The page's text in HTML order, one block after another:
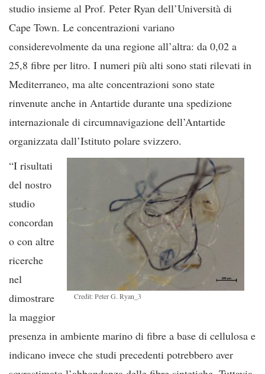
studio insieme al Prof. Peter Ryan dell’Università di
Cape Town. Le concentrazioni variano
considerevolmente da una regione all’altra: da 0,02 a
25,8 fibre per litro. I numeri più alti sono stati rilevati in
Mediterraneo, ma alte concentrazioni sono state
rinvenute anche in Antartide durante una spedizione
internazionale di circumnavigazione dell’Antartide
organizzata dall’Istituto polare svizzero.
Credit: Peter G. Ryan_3
“I risultati
del nostro
studio
concordan
o con altre
ricerche
nel
dimostrare
la maggior
presenza in ambiente marino di fibre a base di cellulosa e
indicano invece che studi precedenti potrebbero aver